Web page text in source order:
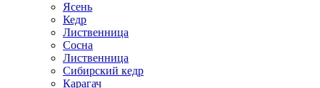
Ясень
Кедр
Лиственница
Сосна
Лиственница
Сибирский кедр
Карагач